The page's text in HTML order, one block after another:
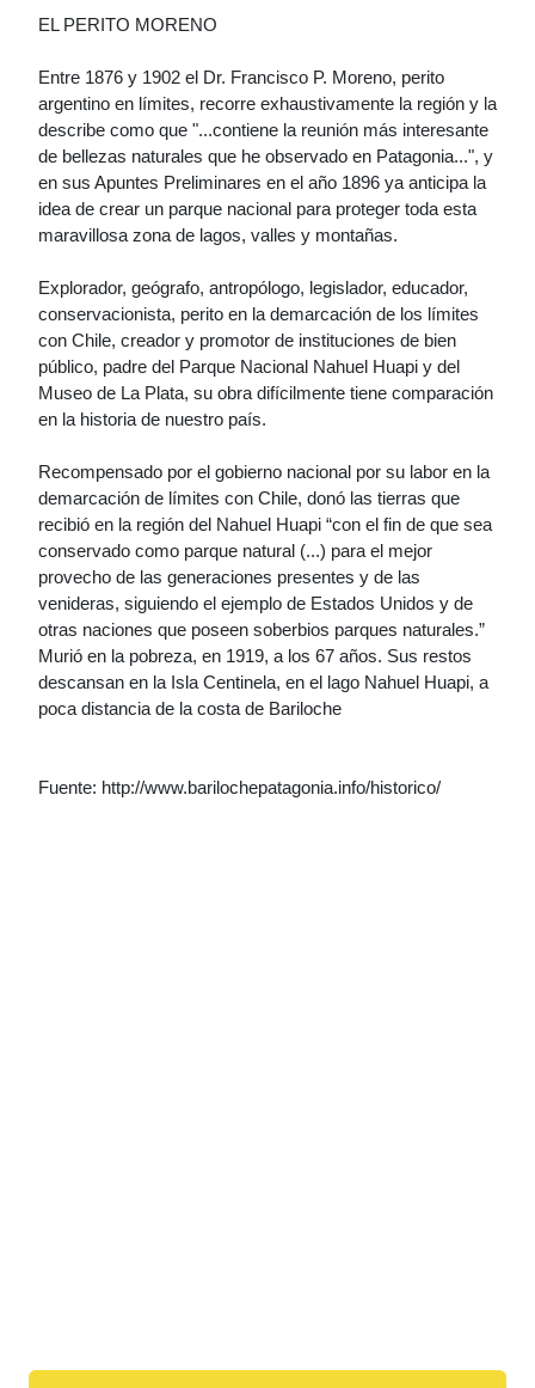
EL PERITO MORENO
Entre 1876 y 1902 el Dr. Francisco P. Moreno, perito
argentino en límites, recorre exhaustivamente la región y la
describe como que "...contiene la reunión más interesante
de bellezas naturales que he observado en Patagonia...", y
en sus Apuntes Preliminares en el año 1896 ya anticipa la
idea de crear un parque nacional para proteger toda esta
maravillosa zona de lagos, valles y montañas.
Explorador, geógrafo, antropólogo, legislador, educador,
conservacionista, perito en la demarcación de los límites
con Chile, creador y promotor de instituciones de bien
público, padre del Parque Nacional Nahuel Huapi y del
Museo de La Plata, su obra difícilmente tiene comparación
en la historia de nuestro país.
Recompensado por el gobierno nacional por su labor en la
demarcación de límites con Chile, donó las tierras que
recibió en la región del Nahuel Huapi “con el fin de que sea
conservado como parque natural (...) para el mejor
provecho de las generaciones presentes y de las
venideras, siguiendo el ejemplo de Estados Unidos y de
otras naciones que poseen soberbios parques naturales.”
Murió en la pobreza, en 1919, a los 67 años. Sus restos
descansan en la Isla Centinela, en el lago Nahuel Huapi, a
poca distancia de la costa de Bariloche
Fuente: http://www.barilochepatagonia.info/historico/